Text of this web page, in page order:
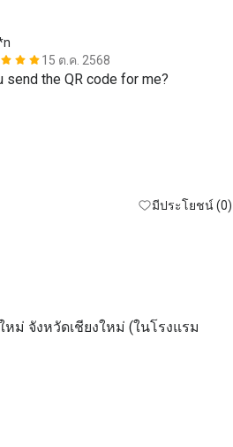
15 ต.ค. 2568
send the QR code for me?
มีประโยชน์ (0)
ม่ จังหวัดเชียงใหม่ (ในโรงแรม